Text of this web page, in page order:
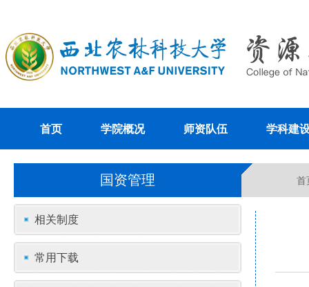
首页 学院概况 师资队伍 学科建
国资管理 首
相关制度
常用下载